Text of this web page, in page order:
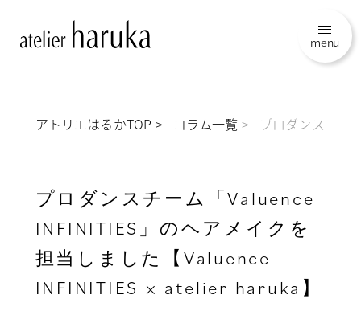
menu
アトリエはるかTOP コラム一覧 プロダンスチー
プロダンスチーム「Valuence
INFINITIES」のヘアメイクを
担当しました【Valuence
INFINITIES × atelier haruka】